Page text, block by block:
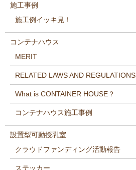
施工事例
施工例イッキ見！
コンテナハウス
MERIT
RELATED LAWS AND REGULATIONS
What is CONTAINER HOUSE？
コンテナハウス施工事例
設置型可動授乳室
クラウドファンディング活動報告
ステッカー